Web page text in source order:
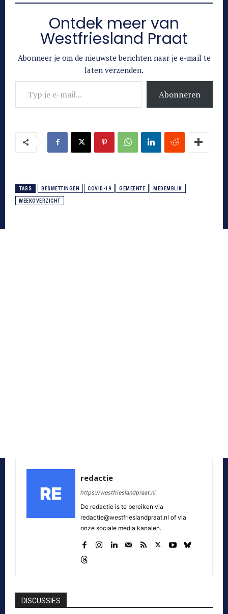
Ontdek meer van
Westfriesland Praat
Abonneer je om de nieuwste berichten naar je e-mail te
laten verzenden.
Typ je e-mail...
Abonneren
TAGS BESMETTINGEN COVID-19 GEMEENTE MEDEMBLIK
WEEKOVERZICHT
redactie
https://westfrieslandpraat.nl
De redactie is te bereiken via
redactie@westfrieslandpraat.nl of via
onze sociale media kanalen.
DISCUSSIES